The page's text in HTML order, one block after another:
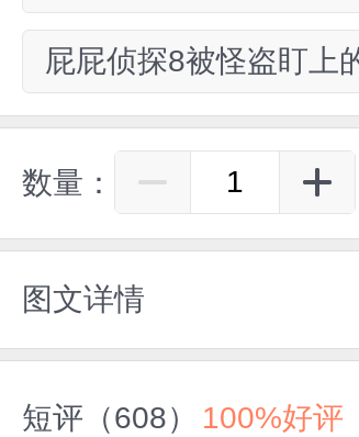
屁屁侦探8被怪盗盯上
数量：
图文详情
短评（608） 100%好评